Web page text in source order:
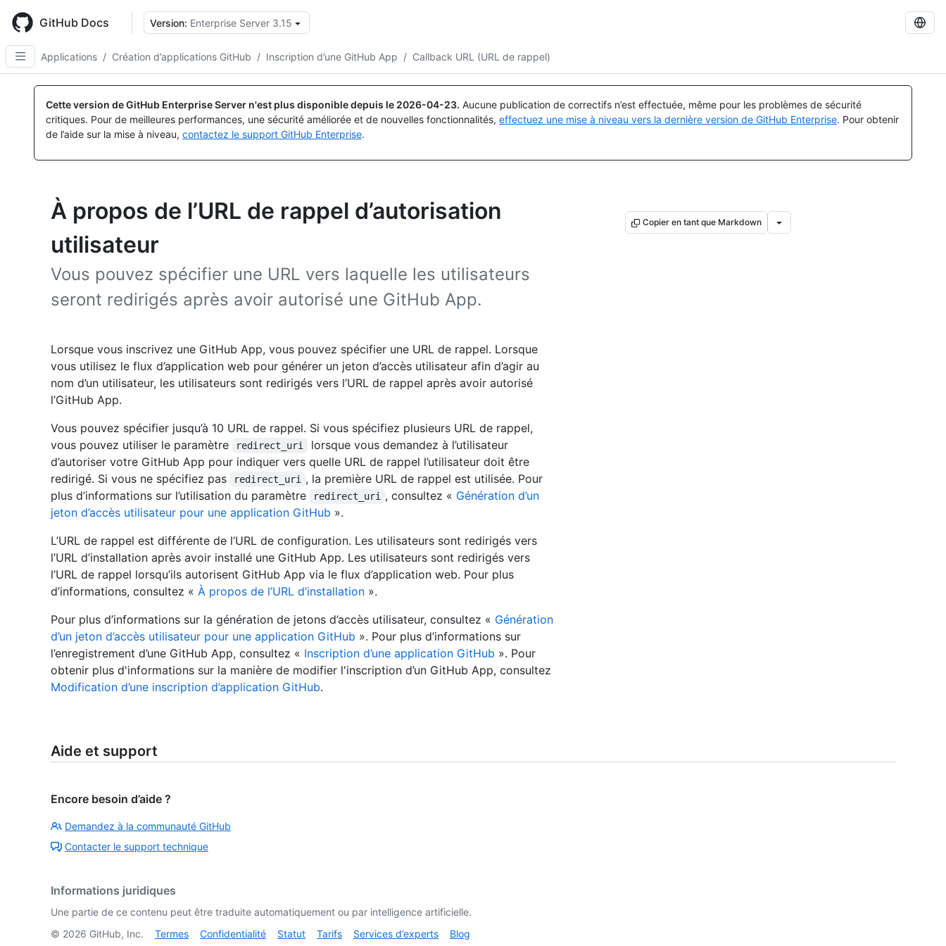
main
content
GitHub Docs Version: Enterprise Server 3.15
Applications / Création d’applications GitHub / Inscription d’une GitHub App / Callback URL (URL de rappel)
Cette version de GitHub Enterprise Server n'est plus disponible depuis le 2026-04-23. Aucune publication de correctifs n’est effectuée, même pour les problèmes de sécurité
critiques. Pour de meilleures performances, une sécurité améliorée et de nouvelles fonctionnalités, effectuez une mise à niveau vers la dernière version de GitHub Enterprise. Pour obtenir
de l’aide sur la mise à niveau, contactez le support GitHub Enterprise.
À propos de l’URL de rappel d’autorisation
utilisateur
Vous pouvez spécifier une URL vers laquelle les utilisateurs
seront redirigés après avoir autorisé une GitHub App.
Copier en tant que Markdown
Lorsque vous inscrivez une GitHub App, vous pouvez spécifier une URL de rappel. Lorsque
vous utilisez le flux d’application web pour générer un jeton d’accès utilisateur afin d’agir au
nom d’un utilisateur, les utilisateurs sont redirigés vers l’URL de rappel après avoir autorisé
l’GitHub App.
Vous pouvez spécifier jusqu’à 10 URL de rappel. Si vous spécifiez plusieurs URL de rappel,
vous pouvez utiliser le paramètre
redirect_uri
lorsque vous demandez à l’utilisateur
d’autoriser votre GitHub App pour indiquer vers quelle URL de rappel l’utilisateur doit être
redirigé. Si vous ne spécifiez pas
redirect_uri
, la première URL de rappel est utilisée. Pour
plus d’informations sur l’utilisation du paramètre
redirect_uri , consultez « Génération d’un
jeton d’accès utilisateur pour une application GitHub ».
L’URL de rappel est différente de l’URL de configuration. Les utilisateurs sont redirigés vers
l’URL d’installation après avoir installé une GitHub App. Les utilisateurs sont redirigés vers
l’URL de rappel lorsqu’ils autorisent GitHub App via le flux d’application web. Pour plus
d’informations, consultez « À propos de l’URL d’installation ».
Pour plus d’informations sur la génération de jetons d’accès utilisateur, consultez « Génération
d’un jeton d’accès utilisateur pour une application GitHub ». Pour plus d’informations sur
l’enregistrement d’une GitHub App, consultez « Inscription d’une application GitHub ». Pour
obtenir plus d'informations sur la manière de modifier l'inscription d’un GitHub App, consultez
Modification d’une inscription d’application GitHub.
Aide et support
Encore besoin d’aide ?
Demandez à la communauté GitHub
Contacter le support technique
Informations juridiques
Une partie de ce contenu peut être traduite automatiquement ou par intelligence artificielle.
© 2026 GitHub, Inc. Termes Confidentialité Statut Tarifs Services d’experts Blog